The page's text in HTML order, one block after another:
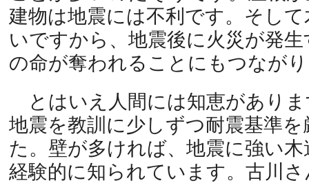
建物は地震には不利です。そし
いですから、地震後に火災が発
の命が奪われることにもつなが
とはいえ人間には知恵があり
地震を教訓に少しずつ耐震基準
た。壁が多ければ、地震に強い
経験的に知られています。古川